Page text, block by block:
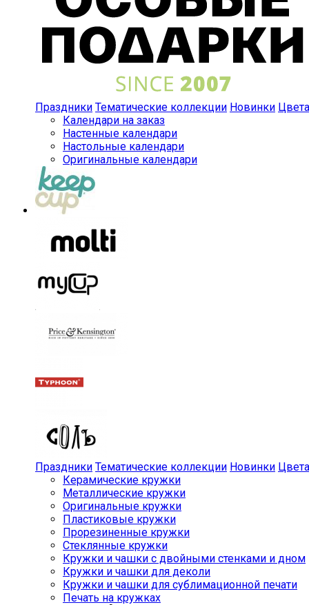
Праздники Тематические коллекции Новинки Цвета
Календари на заказ
Настенные календари
Настольные календари
Оригинальные календари
Праздники Тематические коллекции Новинки Цвета
Керамические кружки
Металлические кружки
Оригинальные кружки
Пластиковые кружки
Прорезиненные кружки
Стеклянные кружки
Кружки и чашки с двойными стенками и дном
Кружки и чашки для деколи
Кружки и чашки для сублимационной печати
Печать на кружках